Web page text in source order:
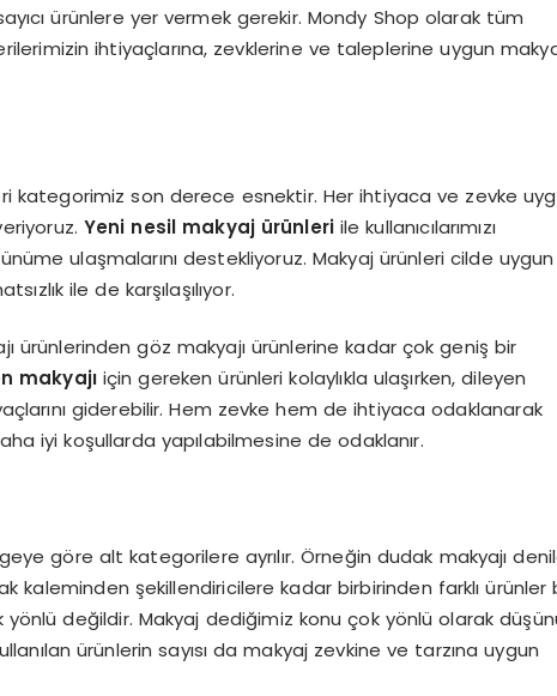
ürünlere yer vermek gerekir. Mondy Shop olarak tüm
ihtiyaçlarına, zevklerine ve taleplerine uygun
kategorimiz son derece esnektir. Her ihtiyaca ve zevke
Yeni nesil makyaj ürünleri ile kullanıcılarımızı
ulaşmalarını destekliyoruz. Makyaj ürünleri cilde uygun
ile de karşılaşılıyor.
ürünlerinden göz makyajı ürünlerine kadar çok geniş bir
makyajı için gereken ürünleri kolaylıkla ulaşırken, dileyen
giderebilir. Hem zevke hem de ihtiyaca odaklanarak
iyi koşullarda yapılabilmesine de odaklanır.
göre alt kategorilere ayrılır. Örneğin dudak makyajı
kaleminden şekillendiricilere kadar birbirinden farklı ürünler
yönlü değildir. Makyaj dediğimiz konu çok yönlü olarak
ürünlerin sayısı da makyaj zevkine ve tarzına uygun